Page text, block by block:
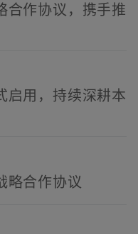
合作协议，携手推
启用，持续深耕本
略合作协议